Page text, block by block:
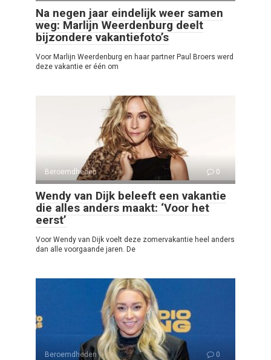
Na negen jaar eindelijk weer samen
weg: Marlijn Weerdenburg deelt
bijzondere vakantiefoto’s
Voor Marlijn Weerdenburg en haar partner Paul Broers werd
deze vakantie er één om
Beroemdheden 0
Wendy van Dijk beleeft een vakantie
die alles anders maakt: ‘Voor het
eerst’
Voor Wendy van Dijk voelt deze zomervakantie heel anders
dan alle voorgaande jaren. De
Beroemdheden 0